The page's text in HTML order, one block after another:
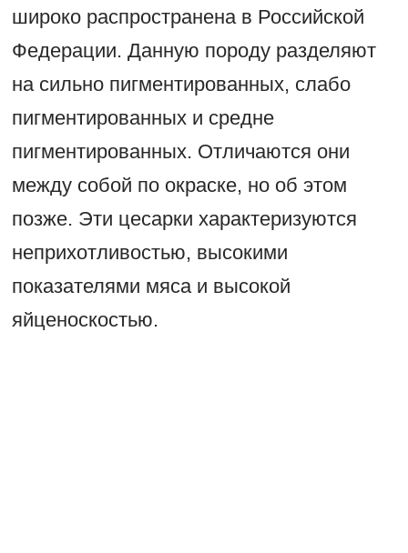
широко распространена в Российской
Федерации. Данную породу разделяют
на сильно пигментированных, слабо
пигментированных и средне
пигментированных. Отличаются они
между собой по окраске, но об этом
позже. Эти цесарки характеризуются
неприхотливостью, высокими
показателями мяса и высокой
яйценоскостью.